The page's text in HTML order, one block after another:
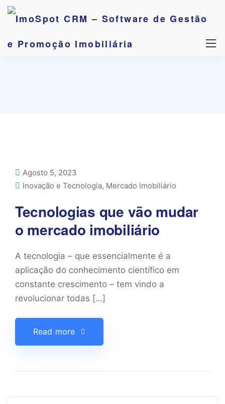
Agosto 5, 2023
Inovação e Tecnologia, Mercado Imobiliário
Tecnologias que vão mudar
o mercado imobiliário
A tecnologia – que essencialmente é a
aplicação do conhecimento científico em
constante crescimento – tem vindo a
revolucionar todas […]
Read more